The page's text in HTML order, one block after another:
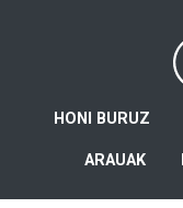
HONI BURUZ
ARAUAK